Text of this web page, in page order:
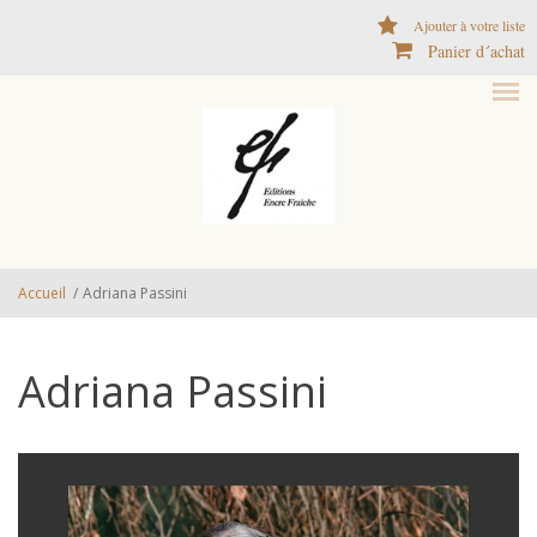
Ajouter à votre liste
Panier d´achat
Accueil / Adriana Passini
Adriana Passini